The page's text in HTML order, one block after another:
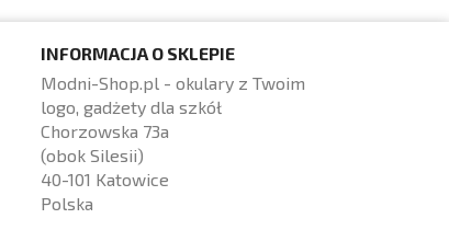
INFORMACJA O SKLEPIE
Modni-Shop.pl - okulary z Twoim
logo, gadżety dla szkół
Chorzowska 73a
(obok Silesii)
40-101 Katowice
Polska